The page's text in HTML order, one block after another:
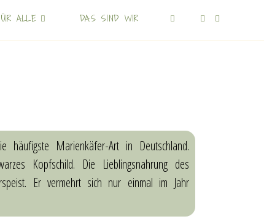
ALLE DAS SIND WIR
häufigste Marienkäfer-Art in Deutschland.
Kopfschild. Die Lieblingsnahrung des
Er vermehrt sich nur einmal im Jahr